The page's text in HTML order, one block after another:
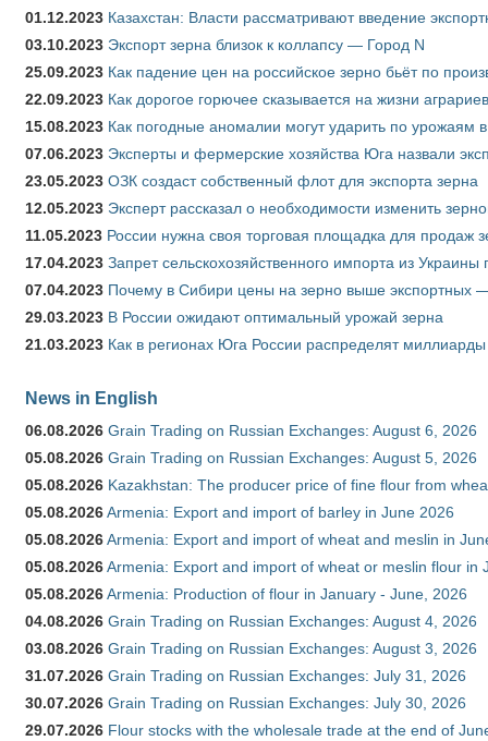
01.12.2023 Казахстан: Власти рассматривают введение
03.10.2023 Экспорт зерна близок к коллапсу — Город N
25.09.2023 Как падение цен на российское зерно бьёт по
22.09.2023 Как дорогое горючее сказывается на жизни аграриев
15.08.2023 Как погодные аномалии могут ударить по урожаям
07.06.2023 Эксперты и фермерские хозяйства Юга назвали
23.05.2023 ОЗК создаст собственный флот для экспорта зерна
12.05.2023 Эксперт рассказал о необходимости изменить
11.05.2023 России нужна своя торговая площадка для продаж
17.04.2023 Запрет сельскохозяйственного импорта из
07.04.2023 Почему в Сибири цены на зерно выше экспортных
29.03.2023 В России ожидают оптимальный урожай зерна
21.03.2023 Как в регионах Юга России распределят
News in English
06.08.2026 Grain Trading on Russian Exchanges: August 6, 2026
05.08.2026 Grain Trading on Russian Exchanges: August 5, 2026
05.08.2026 Kazakhstan: The producer price of fine flour from
05.08.2026Armenia: Export and import of barley in June 2026
05.08.2026Armenia: Export and import of wheat and meslin in
05.08.2026Armenia: Export and import of wheat or meslin flour in
05.08.2026Armenia: Production of flour in January - June, 2026
04.08.2026 Grain Trading on Russian Exchanges: August 4, 2026
03.08.2026 Grain Trading on Russian Exchanges: August 3, 2026
31.07.2026 Grain Trading on Russian Exchanges: July 31, 2026
30.07.2026 Grain Trading on Russian Exchanges: July 30, 2026
29.07.2026 Flour stocks with the wholesale trade at the end of